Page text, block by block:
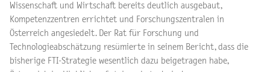
Wissenschaft und Wirtschaft bereits deutlich ausgebaut,
Kompetenzzentren errichtet und Forschungszentralen in
Österreich angesiedelt. Der Rat für Forschung und
Technologieabschätzung resümierte in seinem Bericht, dass die
bisherige FTI-Strategie wesentlich dazu beigetragen habe,